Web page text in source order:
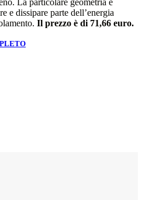
La particolare geometria è
e dissipare parte dell’energia
Il prezzo è di 71,66 euro.